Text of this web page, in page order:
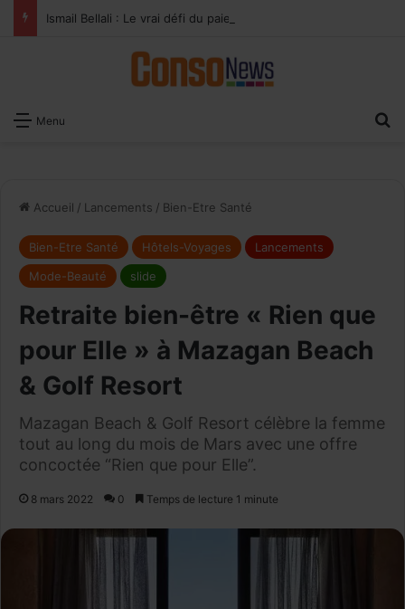
Menu
Accueil / Lancements / Bien-Etre Santé
Bien-Etre Santé Hôtels-Voyages
Lancements
Mode-Beauté
slide
Retraite bien-être « Rien que
pour Elle » à Mazagan Beach
& Golf Resort
Mazagan Beach & Golf Resort célèbre la femme
tout au long du mois de Mars avec une offre
concoctée “Rien que pour Elle”.
8 mars 2022 0 Temps de lecture 1 minute
Recevoir notre